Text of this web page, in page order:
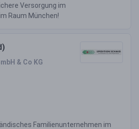
Versorgung im
Raum München!
& Co KG
Familienunternehmen im